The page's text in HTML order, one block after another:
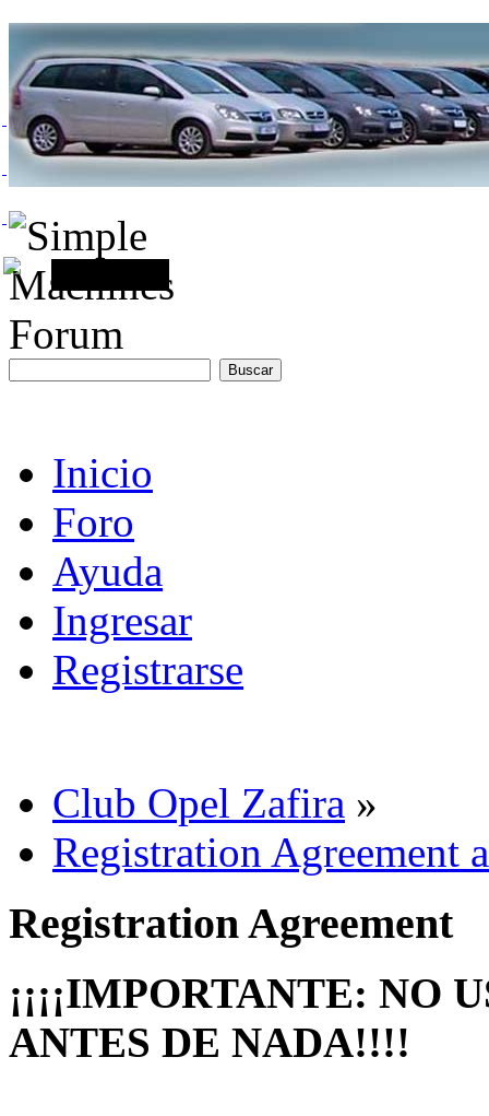
Inicio
Foro
Ayuda
Ingresar
Registrarse
Club Opel Zafira »
Registration Agreement
Registration Agreement
¡¡¡¡IMPORTANTE: NO
ANTES DE NADA!!!!